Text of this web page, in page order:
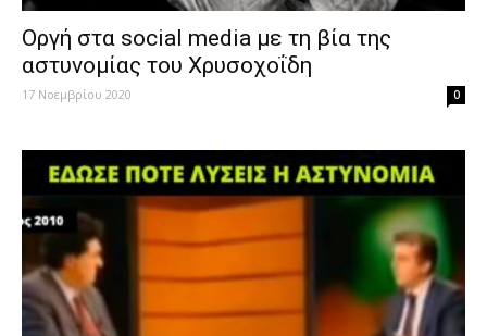
Οργή στα social media με τη βία της
αστυνομίας του Χρυσοχοΐδη
17 Νοεμβρίου 2020 0